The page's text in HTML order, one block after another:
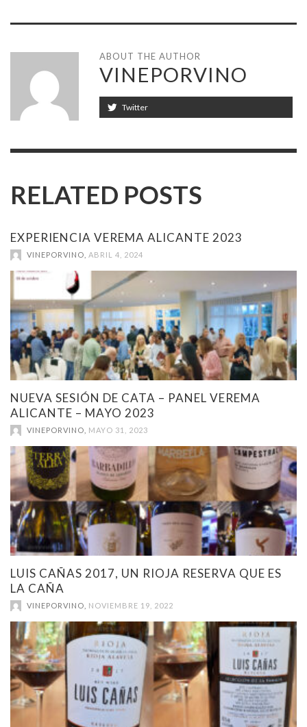
ABOUT THE AUTHOR
VINEPORVINO
Twitter
RELATED POSTS
EXPERIENCIA VEREMA ALICANTE 2023
VINEPORVINO ABRIL 4, 2024
NUEVA SESIÓN DE CATA – PANEL VEREMA
ALICANTE – MAYO 2023
VINEPORVINO MAYO 31, 2023
LUIS CAÑAS 2017, UN RIOJA RESERVA QUE ES
LA CAÑA
VINEPORVINO NOVIEMBRE 19, 2022